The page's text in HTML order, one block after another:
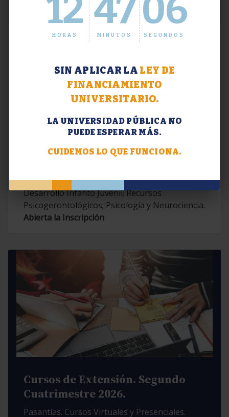
12
HORAS
47
MINUTOS
06
SEGUNDOS
SIN APLICAR LA LEY DE
FINANCIAMIENTO
UNIVERSITARIO.
LA UNIVERSIDAD PÚBLICA NO
PUEDE ESPERAR MÁS.
CUIDEMOS LO QUE FUNCIONA.
Extensión. Diplomaturas 2026.
Contemporáneas; Problemáticas en el
Desarrollo Infanto Juvenil; Recursos
Psicogerontológicos; Psicología y Neurociencia.
Abierta la Inscripción
Cursos de Extensión. Segundo
Cuatrimestre 2026.
Pasantías. Cursos Virtuales y Presenciales.